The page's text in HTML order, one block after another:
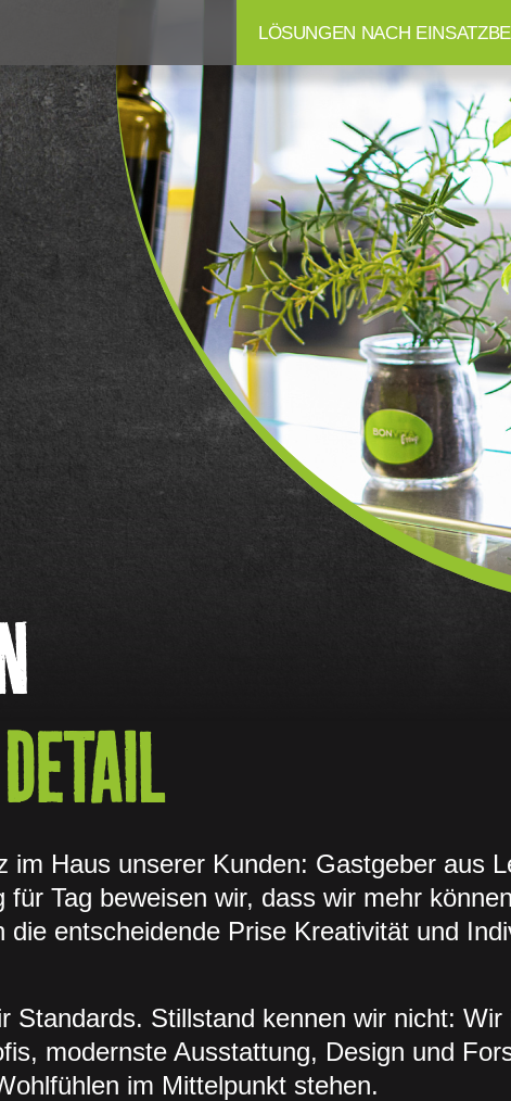
LÖSUNGEN NACH
im Haus unserer Kunden: Gastgeber aus
für Tag beweisen wir, dass wir mehr
die entscheidende Prise Kreativität und
Standards. Stillstand kennen wir nicht:
modernste Ausstattung, Design und
im Mittelpunkt stehen.